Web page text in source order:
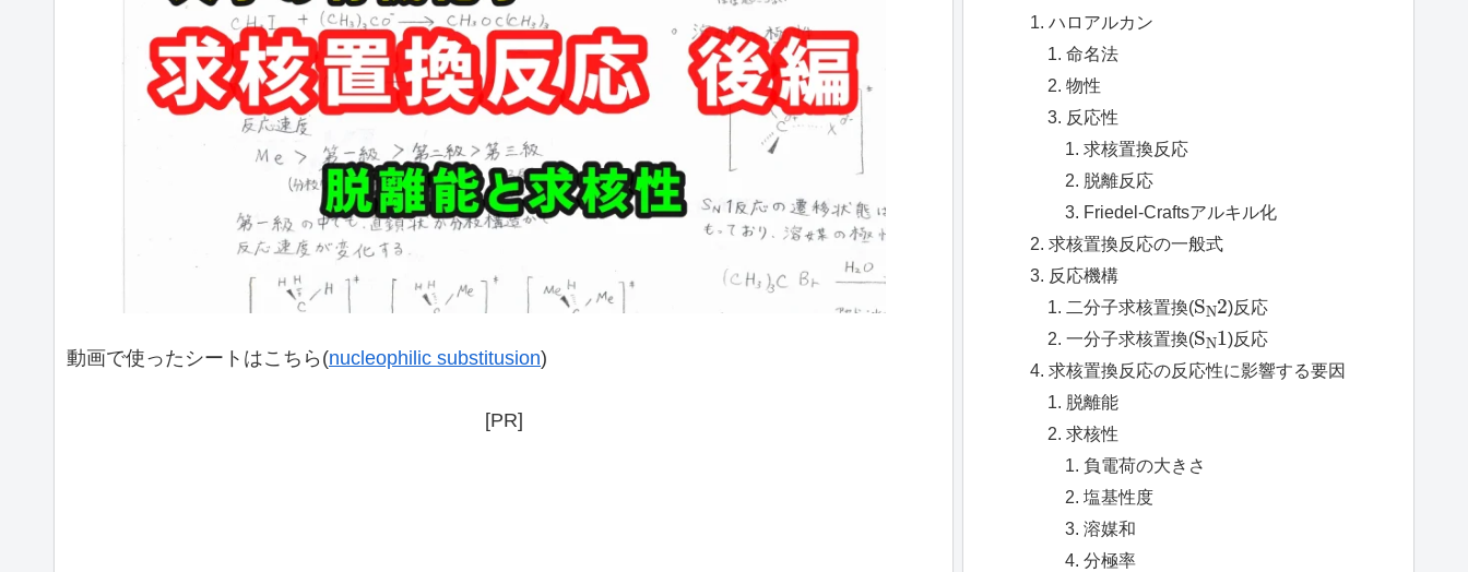
動画で使ったシートはこちら(nucleophilic substitusion)
[PR]
ハロアルカン
命名法
物性
反応性
求核置換反応
脱離反応
Friedel-Craftsアルキル化
求核置換反応の一般式
反応機構
二分子求核置換(S N
2)反応
一分子求核置換(S N
1)反応
求核置換反応の反応性に影響する要因
脱離能
求核性
負電荷の大きさ
塩基性度
溶媒和
分極率